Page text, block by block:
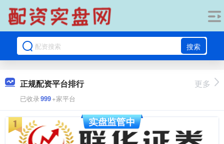
搜索
正规配资平台排行
已收录999+家平台
更多